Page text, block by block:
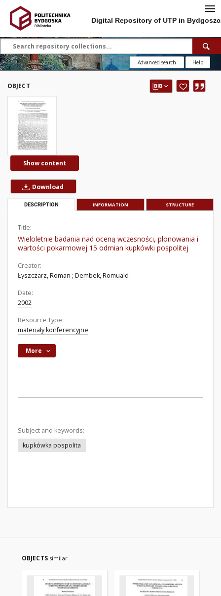
Digital Repository of UTP in
Advanced search Help
OBJECT
Show content
Download
DESCRIPTION INFORMATION STRUCTURE
Title:
Wieloletnie badania nad oceną wczesności, plonowania i
wartości pokarmowej 15 odmian kupkówki pospolitej
Creator:
Łyszczarz, Roman ; Dembek, Romuald
Date:
2002
Resource Type:
materiały konferencyjne
More
Subject and keywords:
kupkówka pospolita
OBJECTS similar